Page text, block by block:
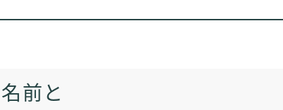
前と